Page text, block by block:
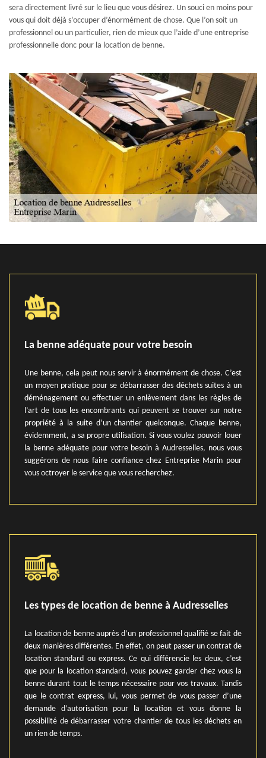
sera directement livré sur le lieu que vous désirez. Un souci en moins pour
vous qui doit déjà s’occuper d’énormément de chose. Que l’on soit un
professionnel ou un particulier, rien de mieux que l’aide d’une entreprise
professionnelle donc pour la location de benne.
La benne adéquate pour votre besoin
Une benne, cela peut nous servir à énormément de chose. C’est
un moyen pratique pour se débarrasser des déchets suites à un
déménagement ou effectuer un enlèvement dans les règles de
l’art de tous les encombrants qui peuvent se trouver sur notre
propriété à la suite d’un chantier quelconque. Chaque benne,
évidemment, a sa propre utilisation. Si vous voulez pouvoir louer
la benne adéquate pour votre besoin à Audresselles, nous vous
suggérons de nous faire confiance chez Entreprise Marin pour
vous octroyer le service que vous recherchez.
Les types de location de benne à Audresselles
La location de benne auprès d’un professionnel qualifié se fait de
deux manières différentes. En effet, on peut passer un contrat de
location standard ou express. Ce qui différencie les deux, c’est
que pour la location standard, vous pouvez garder chez vous la
benne durant tout le temps nécessaire pour vos travaux. Tandis
que le contrat express, lui, vous permet de vous passer d’une
demande d’autorisation pour la location et vous donne la
possibilité de débarrasser votre chantier de tous les déchets en
un rien de temps.